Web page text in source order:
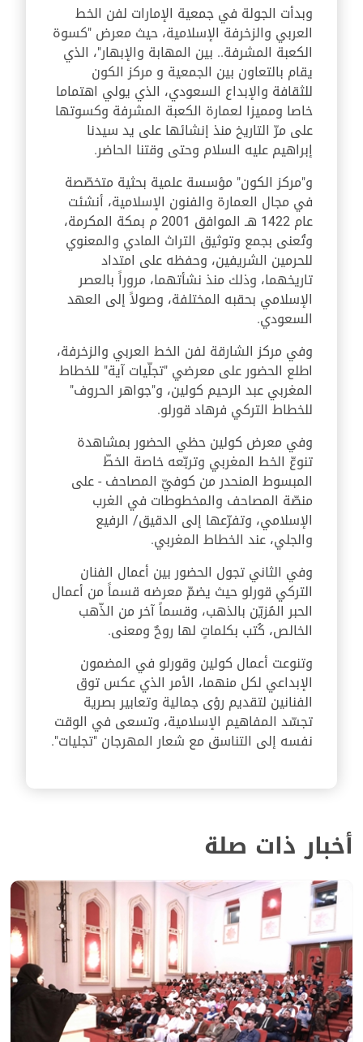
وبدأت الجولة في جمعية الإمارات لفن الخط
العربي والزخرفة الإسلامية، حيث معرض "كسوة
الكعبة المشرفة.. بين المهابة والإبهار"، الذي
يقام بالتعاون بين الجمعية و مركز الكون
للثقافة والإبداع السعودي، الذي يولي اهتماما
خاصا ومميزا لعمارة الكعبة المشرفة وكسوتها
على مرّ التاريخ منذ إنشائها على يد سيدنا
إبراهيم عليه السلام وحتى وقتنا الحاضر.
و"مركز الكون" مؤسسة علمية بحثية متخصّصة
في مجال العمارة والفنون الإسلامية، أنشئت
عام 1422 هـ الموافق 2001 م بمكة المكرمة،
وتُعنى بجمع وتوثيق التراث المادي والمعنوي
للحرمين الشريفين، وحفظه على امتداد
تاريخهما، وذلك منذ نشأتهما، مروراً بالعصر
الإسلامي بحقبه المختلفة، وصولاً إلى العهد
السعودي.
وفي مركز الشارقة لفن الخط العربي والزخرفة،
اطلع الحضور على معرضي "تجلّيات آية" للخطاط
المغربي عبد الرحيم كولين، و"جواهر الحروف"
للخطاط التركي فرهاد قورلو.
وفي معرض كولين حظي الحضور بمشاهدة
تنوعّ الخط المغربي وتربّعه خاصة الخطّ
المبسوط المنحدر من كوفيّ المصاحف - على
منصّة المصاحف والمخطوطات في الغرب
الإسلامي، وتفرّعها إلى الدقيق/ الرفيع
والجلي، عند الخطاط المغربي.
وفي الثاني تجول الحضور بين أعمال الفنان
التركي قورلو حيث يضمّ معرضه قسماً من أعمال
الحبر المُزيّن بالذهب، وقسماً آخر من الذّهب
الخالص، كُتب بكلماتٍ لها روحٌ ومعنى.
وتنوعت أعمال كولين وقورلو في المضمون
الإبداعي لكل منهما، الأمر الذي عكس توق
الفنانين لتقديم رؤى جمالية وتعابير بصرية
تجسّد المفاهيم الإسلامية، وتسعى في الوقت
نفسه إلى التناسق مع شعار المهرجان "تجليات".
أخبار ذات صلة